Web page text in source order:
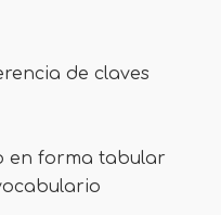
de claves
en forma tabular